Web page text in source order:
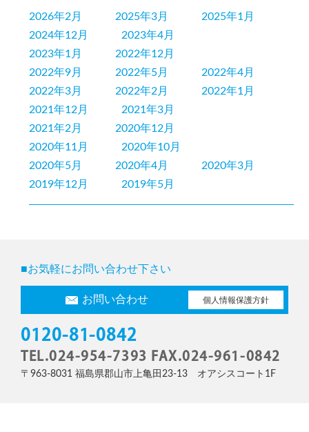
2026年2月 2025年3月
2025年1月
2024年12月
2023年4月
2023年1月
2022年12月
2022年9月
2022年5月
2022年4月
2022年3月
2022年2月
2022年1月
2021年12月
2021年3月
2021年2月
2020年12月
2020年11月
2020年10月
2020年5月
2020年4月
2020年3月
2019年12月
2019年5月
■お気軽にお問い合わせ下さい
お問い合わせ 個人情報保護方針
0120-81-0842
TEL.024-954-7393 FAX.024-961-0842
〒963-8031 福島県郡山市上亀田23-13 オアシスコート1F